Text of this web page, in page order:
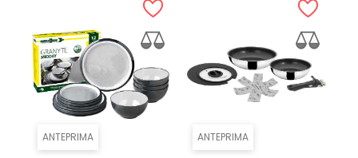
ANTEPRIMA ANTEPRIMA